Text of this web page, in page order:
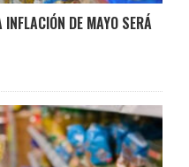
DE MAYO SERÁ